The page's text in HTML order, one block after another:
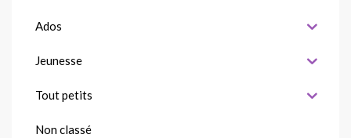
Ados
Jeunesse
Tout petits
Non classé